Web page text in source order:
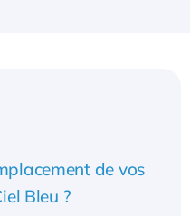
de vos
Bleu ?